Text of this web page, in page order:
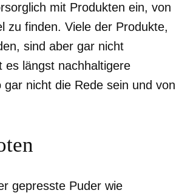
mit Produkten ein, von
zu finden. Viele der Produkte,
sind aber gar nicht
es längst nachhaltigere
nicht die Rede sein und von
gepresste Puder wie